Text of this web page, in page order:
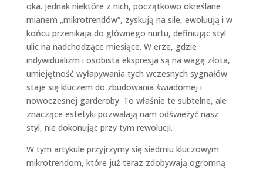
oka. Jednak niektóre z nich, początkowo określane
mianem „mikrotrendów”, zyskują na sile, ewoluują i w
końcu przenikają do głównego nurtu, definiując styl
ulic na nadchodzące miesiące. W erze, gdzie
indywidualizm i osobista ekspresja są na wagę złota,
umiejętność wyłapywania tych wczesnych sygnałów
staje się kluczem do zbudowania świadomej i
nowoczesnej garderoby. To właśnie te subtelne, ale
znaczące estetyki pozwalają nam odświeżyć nasz
styl, nie dokonując przy tym rewolucji.
W tym artykule przyjrzymy się siedmiu kluczowym
mikrotrendom, które już teraz zdobywają ogromną